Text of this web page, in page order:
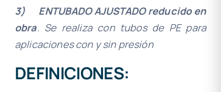
3)
ENTUBADO AJUSTADO reducido en
obra. Se realiza con tubos de PE para
aplicaciones con y sin presión
DEFINICIONES: